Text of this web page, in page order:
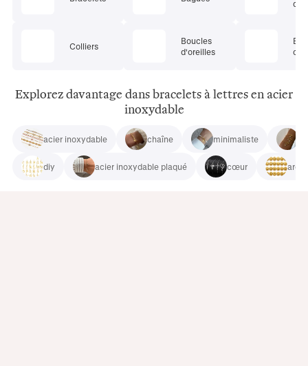
Colliers
Boucles
d'oreilles
de
Explorez davantage dans bracelets à lettres en acier
inoxydable
acier inoxydable chaîne minimaliste
diy acier inoxydable plaqué cœur